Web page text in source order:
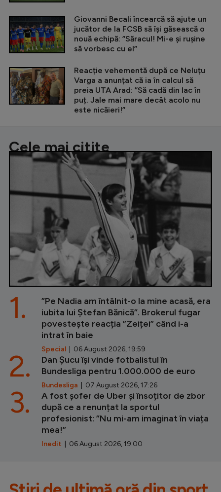
Giovanni Becali încearcă să ajute un
jucător de la FCSB să își găsească o
nouă echipă: ”Săracul! Mi-e și rușine
să vorbesc cu el”
Reacție vehementă după ce Neluțu
Varga a anunțat că ia în calcul să
preia UTA Arad: ”Să cadă din lac în
puț. Jale mai mare decât acolo nu
este nicăieri!”
Cele mai citite
”Pe Nadia am întâlnit-o la mine acasă, era
iubita lui Ștefan Bănică”. Brokerul fugar
povestește reacția ”Zeiței” când i-a
intrat în baie
Special | 06 August 2026, 19:59
1.
Dan Șucu își vinde fotbalistul în
Bundesliga pentru 1.000.000 de euro
Bundesliga | 07 August 2026, 17:26
2.
A fost șofer de Uber și însoțitor de zbor
după ce a renunțat la sportul
profesionist: ”Nu mi-am imaginat în viața
mea!”
Inedit | 06 August 2026, 19:00
3.